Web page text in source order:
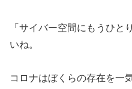
「サイバー空間にもうひと
いね。
コロナはぼくらの存在を一